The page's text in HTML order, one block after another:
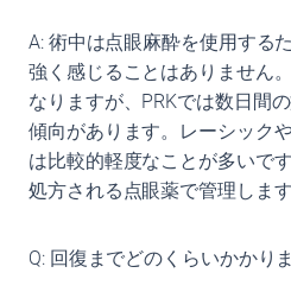
A: 術中は点眼麻酔を使用する
強く感じることはありません
なりますが、PRKでは数日間
傾向があります。レーシック
は比較的軽度なことが多いで
処方される点眼薬で管理します
Q: 回復までどのくらいかかり